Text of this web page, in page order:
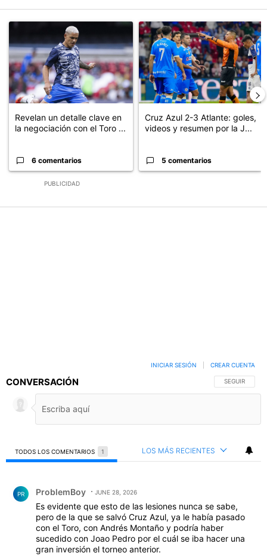
PUBLICIDAD
Un artículo de tendencia con el título "Revelan un detalle clave
Revelan un detalle clave en
la negociación con el Toro ...
6 comentarios
Un artículo de tendencia con el
Cruz Azul 2-3 Atlante: goles,
videos y resumen por la J...
5 comentarios
CONVERSACIÓN SIGA ESTA
SEGUIR
INICIAR SESIÓN CREAR CUENTA
TODOS LOS COMENTARIOS 1 LOS MÁS RECIENTES
PR ProblemBoy JUNE 28, 2026
Es evidente que esto de las lesiones nunca se sabe,
pero de la que se salvó Cruz Azul, ya le había pasado
con el Toro, con Andrés Montaño y podría haber
sucedido con Joao Pedro por el cuál se iba hacer una
gran inversión el torneo anterior.